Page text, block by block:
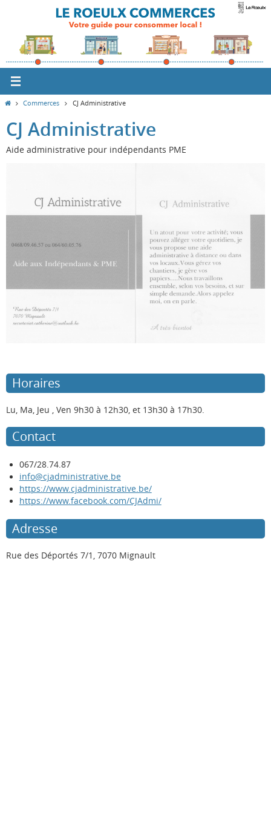
contenu
HomeCommerces CJ Administrative
CJ Administrative
Aide administrative pour indépendants PME
Horaires
Lu, Ma, Jeu , Ven 9h30 à 12h30, et 13h30 à 17h30.
Contact
067/28.74.87
info@cjadministrative.be
https://www.cjadministrative.be/
https://www.facebook.com/CJAdmi/
Adresse
Rue des Déportés 7/1, 7070 Mignault